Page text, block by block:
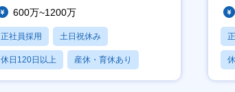
600万~1200万
正社員採用 土日祝休み
休日120日以上 産休・育休あり
月残業20時間以内